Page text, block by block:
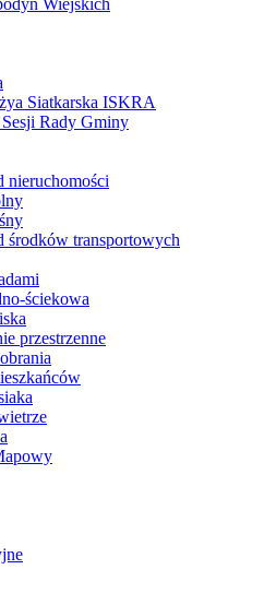
Wiejskich
Siatkarska ISKRA
Rady Gminy
nieruchomości
środków transportowych
ściekowa
przestrzenne